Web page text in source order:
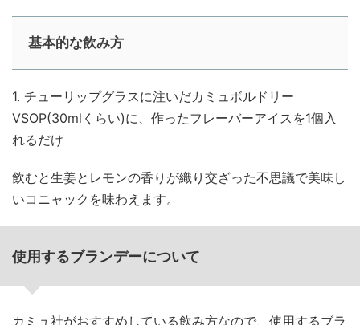
基本的な飲み方
1. チューリップグラスに注いだカミュボルドリー
VSOP(30mlくらい)に、作ったフレーバーアイスを1個入
れるだけ
飲むと生姜とレモンの香りが織り交ざった不思議で美味し
いコニャックを味わえます。
使用するブランデーについて
カミュ社がおすすめしている飲み方なので、使用するブラ